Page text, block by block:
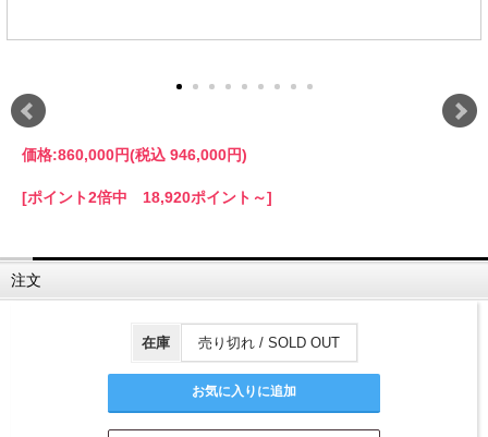
価格:860,000円(税込 946,000円)
[ポイント2倍中 18,920ポイント～]
注文
在庫 売り切れ / SOLD OUT